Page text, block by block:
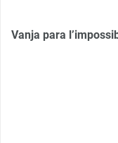
Vanja para